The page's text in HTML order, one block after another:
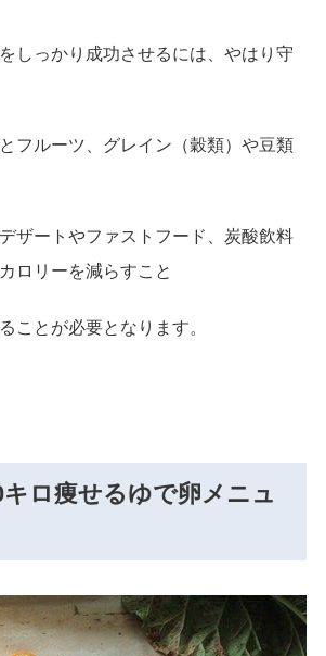
しっかり成功させるには、やはり守
ルーツ、グレイン（穀類）や豆類
ートやファストフード、炭酸飲料
ロリーを減らすこと
ことが必要となります。
ロ痩せるゆで卵メニュ